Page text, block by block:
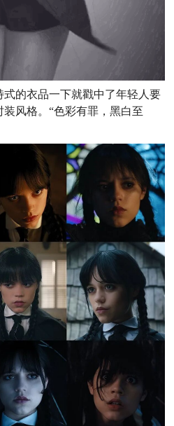
的衣品一下就戳中了年轻人要
装风格。“色彩有罪，黑白至